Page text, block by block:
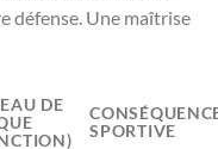
défense. Une maîtrise
DE
SPORTIVE